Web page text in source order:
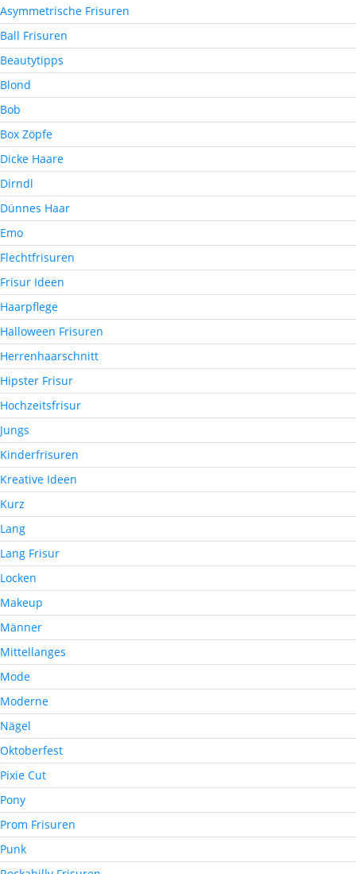
Asymmetrische Frisuren
Ball Frisuren
Beautytipps
Blond
Bob
Box Zöpfe
Dicke Haare
Dirndl
Dünnes Haar
Emo
Flechtfrisuren
Frisur Ideen
Haarpflege
Halloween Frisuren
Herrenhaarschnitt
Hipster Frisur
Hochzeitsfrisur
Jungs
Kinderfrisuren
Kreative Ideen
Kurz
Lang
Lang Frisur
Locken
Makeup
Männer
Mittellanges
Mode
Moderne
Nägel
Oktoberfest
Pixie Cut
Pony
Prom Frisuren
Punk